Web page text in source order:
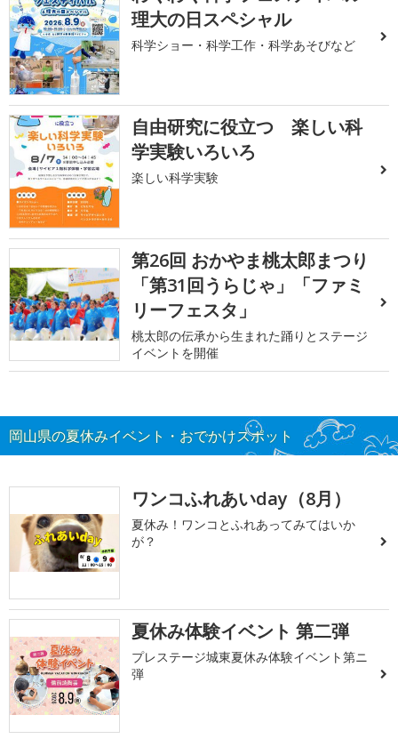
理大の日スペシャル
科学ショー・科学工作・科学あそびなど
自由研究に役立つ 楽しい科
学実験いろいろ
楽しい科学実験
第26回 おかやま桃太郎まつり
「第31回うらじゃ」「ファミ
リーフェスタ」
桃太郎の伝承から生まれた踊りとステージ
イベントを開催
岡山県の夏休みイベント・おでかけスポット
ワンコふれあいday（8月）
夏休み！ワンコとふれあってみてはいか
が？
夏休み体験イベント 第二弾
プレステージ城東夏休み体験イベント第ニ
弾